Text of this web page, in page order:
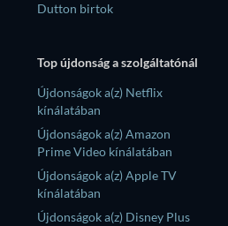
Dutton birtok
Top újdonság a szolgáltatónál
Újdonságok a(z) Netflix
kínálatában
Újdonságok a(z) Amazon
Prime Video kínálatában
Újdonságok a(z) Apple TV
kínálatában
Újdonságok a(z) Disney Plus